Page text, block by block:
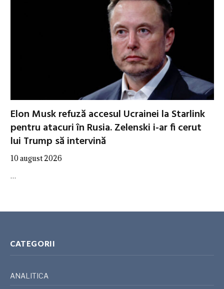
Elon Musk refuză accesul Ucrainei la Starlink
pentru atacuri în Rusia. Zelenski i-ar fi cerut
lui Trump să intervină
10 august 2026
…
CATEGORII
ANALITICA